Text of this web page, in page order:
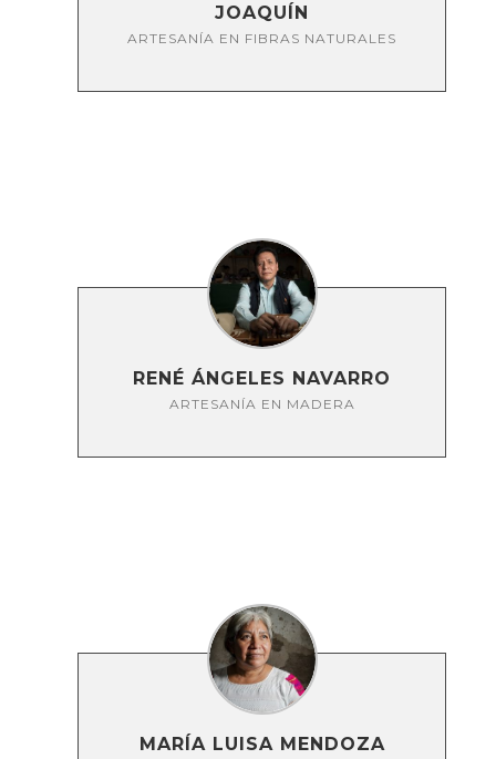
JOAQUÍN
ARTESANÍA EN FIBRAS NATURALES
RENÉ ÁNGELES NAVARRO
ARTESANÍA EN MADERA
MARÍA LUISA MENDOZA